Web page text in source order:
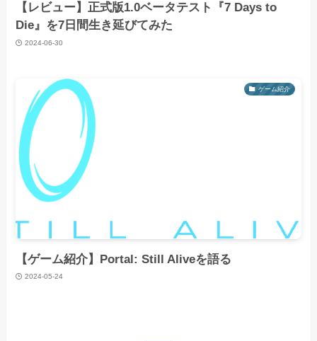
【レビュー】正式版1.0ベータテスト『7 Days to
Die』を7日間生き延びてみた
2024-06-30
ゲーム紹介
【ゲーム紹介】Portal: Still Aliveを語る
2024-05-24